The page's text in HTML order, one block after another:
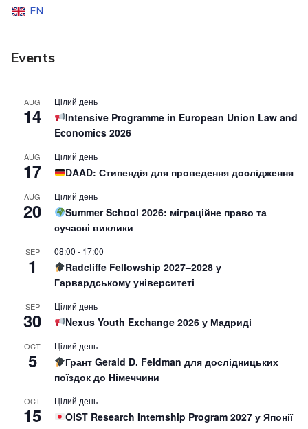
EN
Events
AUG
14
Цілий день
Intensive Programme in European Union Law and
Economics 2026
AUG
17
Цілий день
DAAD: Стипендія для проведення дослідження
AUG
20
Цілий день
Summer School 2026: міграційне право та
сучасні виклики
SEP
1
08:00 - 17:00
Radcliffe Fellowship 2027–2028 у
Гарвардському університеті
SEP
30
Цілий день
Nexus Youth Exchange 2026 у Мадриді
OCT
5
Цілий день
Грант Gerald D. Feldman для дослідницьких
поїздок до Німеччини
OCT
15
Цілий день
OIST Research Internship Program 2027 у Японії